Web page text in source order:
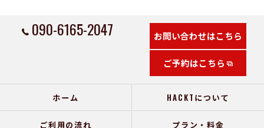
090-6165-2047 お問い合わせはこちら
ご予約はこちら
ホーム HACKTについて
ご利用の流れ プラン・料金